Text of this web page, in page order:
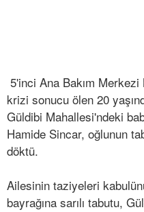
5'inci Ana Bakım Merkezi
krizi sonucu ölen 20
Güldibi Mahallesi'ndeki
Hamide Sincar, oğlunun
döktü.
Ailesinin taziyeleri
bayrağına sarılı tabutu,